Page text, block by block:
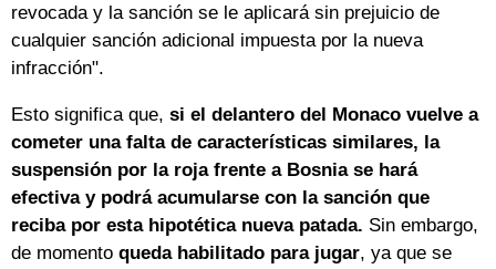
revocada y la sanción se le aplicará sin prejuicio de
cualquier sanción adicional impuesta por la nueva
infracción".
Esto significa que, si el delantero del Monaco vuelve a
cometer una falta de características similares, la
suspensión por la roja frente a Bosnia se hará
efectiva y podrá acumularse con la sanción que
reciba por esta hipotética nueva patada. Sin embargo,
de momento queda habilitado para jugar, ya que se